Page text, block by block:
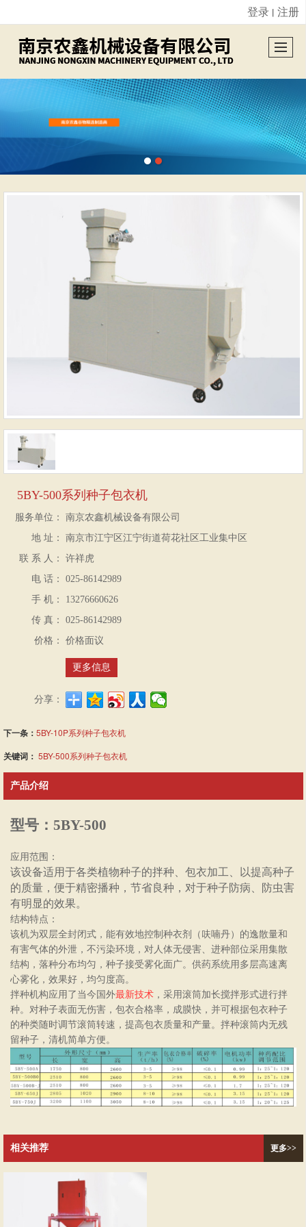
很遗憾，因您的浏览器版本过低导致无法获得最佳浏览体验，推荐下载安装谷歌浏览器！
登录 丨 注册
5BY-500系列种子包衣机
服务单位：
南京农鑫机械设备有限公司
地 址：
南京市江宁区江宁街道荷花社区工业集中区
联 系 人：
许祥虎
电 话：
025-86142989
手 机：
13276660626
传 真：
025-86142989
价格：
价格面议
更多信息
分享：
下一条： 5BY-10P系列种子包衣机
关键词： 5BY-500系列种子包衣机
产品介绍
型号：5BY-500
应用范围：
该设备适用于各类植物种子的拌种、包衣加工、以提高种子
的质量，便于精密播种，节省良种，对于种子防病、防虫害
有明显的效果。
结构特点：
该机为双层全封闭式，能有效地控制种衣剂（呋喃丹）的逸散量和
有害气体的外泄，不污染环境，对人体无侵害、进种部位采用集散
结构，落种分布均匀，种子接受雾化面广。供药系统用多层高速离
心雾化，效果好，均匀度高。
拌种机构应用了当今国外最新技术，采用滚筒加长搅拌形式进行拌
种。对种子表面无伤害，包衣合格率，成膜快，并可根据包衣种子
的种类随时调节滚筒转速，提高包衣质量和产量。拌种滚筒内无残
留种子，清机简单方便。
相关推荐 更多>>